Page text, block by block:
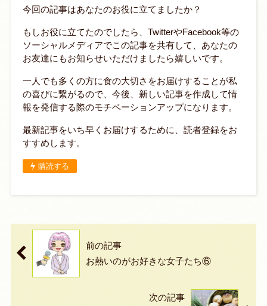
今回の記事はあなたのお役に立てましたか？
もしお役に立てたのでしたら、TwitterやFacebook等の
ソーシャルメディアでこの記事を共有して、あなたの
お友達にもお知らせいただけましたら嬉しいです。
一人でも多くの方に食の大切さをお届けすることが私
の喜びに繋がるので、今後、新しい記事を作成して情
報を発信する際のモチベーションアップになります。
最新記事をいち早くお届けするために、読者登録をお
すすめします。
購読する
前の記事
お熱いのがお好きな女子たち⑥
次の記事